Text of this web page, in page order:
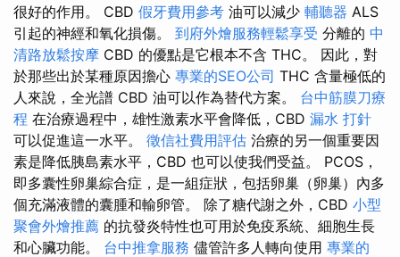
很好的作用。 CBD 假牙費用參考 油可以減少 輔聽器 ALS
引起的神經和氧化損傷。 到府外燴服務輕鬆享受 分離的 中
清路放鬆按摩 CBD 的優點是它根本不含 THC。 因此，對
於那些出於某種原因擔心 專業的SEO公司 THC 含量極低的
人來說，全光譜 CBD 油可以作為替代方案。 台中筋膜刀療
程 在治療過程中，雄性激素水平會降低，CBD 漏水 打針
可以促進這一水平。 徵信社費用評估 治療的另一個重要因
素是降低胰島素水平，CBD 也可以使我們受益。 PCOS，
即多囊性卵巢綜合症，是一組症狀，包括卵巢（卵巢）內多
個充滿液體的囊腫和輸卵管。 除了糖代謝之外，CBD 小型
聚會外燴推薦 的抗發炎特性也可用於免疫系統、細胞生長
和心臟功能。 台中推拿服務 儘管許多人轉向使用 專業的